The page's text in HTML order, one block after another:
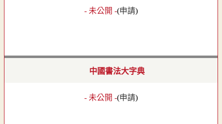
- 未公開 -(申請)
中國書法大字典
- 未公開 -(申請)